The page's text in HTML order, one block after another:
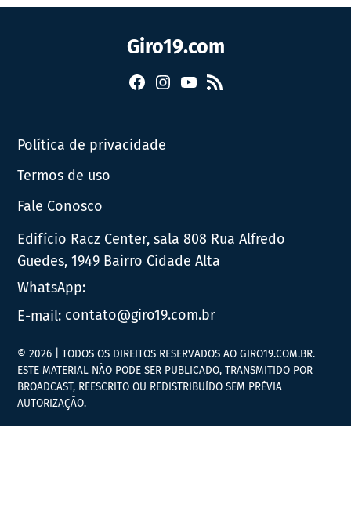
Giro19.com
FacebookInstagram
YouTube
RSS
Política de privacidade
Termos de uso
Fale Conosco
Edifício Racz Center, sala 808 Rua Alfredo
Guedes, 1949 Bairro Cidade Alta
WhatsApp:
E-mail: contato@giro19.com.br
© 2026 | TODOS OS DIREITOS RESERVADOS AO GIRO19.COM.BR.
ESTE MATERIAL NÃO PODE SER PUBLICADO, TRANSMITIDO POR
BROADCAST, REESCRITO OU REDISTRIBUÍDO SEM PRÉVIA
AUTORIZAÇÃO.